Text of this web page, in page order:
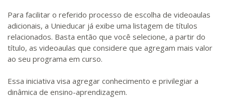
Para facilitar o referido processo de escolha de videoaulas
adicionais, a Unieducar já exibe uma listagem de títulos
relacionados. Basta então que você selecione, a partir do
título, as videoaulas que considere que agregam mais valor
ao seu programa em curso.
Essa iniciativa visa agregar conhecimento e privilegiar a
dinâmica de ensino-aprendizagem.